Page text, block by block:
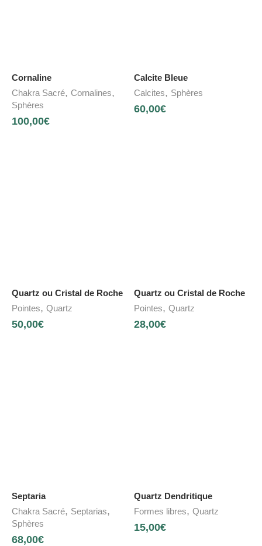
Cornaline
Chakra Sacré, Cornalines,
Sphères
100,00€
Calcite Bleue
Calcites, Sphères
60,00€
Quartz ou Cristal de Roche
Pointes, Quartz
50,00€
Quartz ou Cristal de Roche
Pointes, Quartz
28,00€
Septaria
Chakra Sacré, Septarias,
Sphères
68,00€
Quartz Dendritique
Formes libres, Quartz
15,00€